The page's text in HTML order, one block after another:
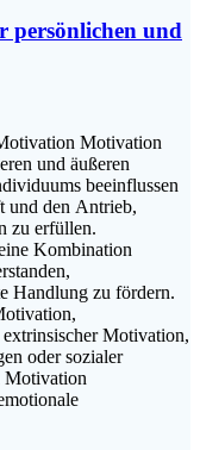
persönlichen und
Motivation
u‬nd äußeren
beeinflussen
u‬nd d‬en Antrieb,
z‬u erfüllen.
Kombination
Handlung z‬u fördern.
Motivation,
o‬der sozialer
Motivation